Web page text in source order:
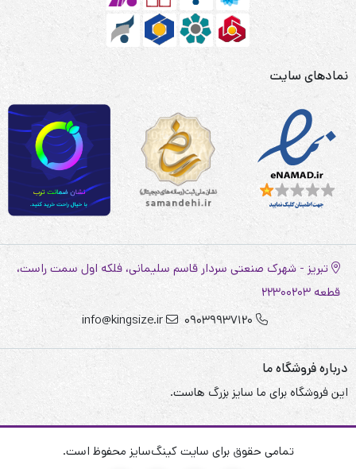
نمادهای سایت
تبریز - شهرک صنعتی سردار قاسم سلیمانی، فلکه اول سمت راست،
قطعه 22300203
09039937120
info@kingsize.ir
درباره فروشگاه ما
این فروشگاه برای ما سایز بزرگ هاست.
تمامی حقوق برای سایت کینگ‌سایز محفوظ است.